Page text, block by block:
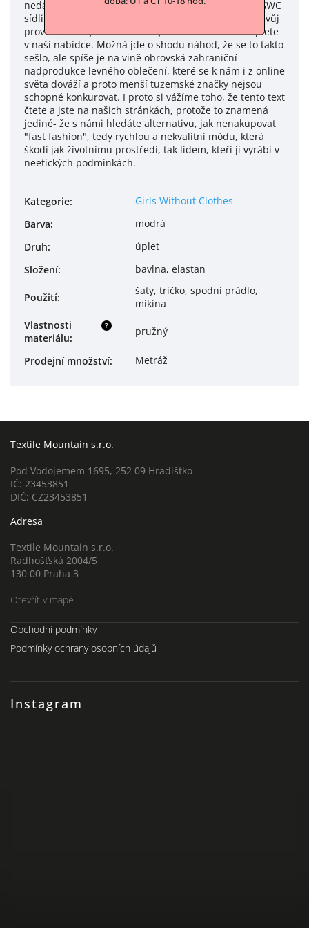
nedaleko pražské náplavky. V tomto prostoru před GWC
sídlila značka Virulent, která bohužel také ukončila svůj
provoz a i nevyužité materiály od Virulent stále najdete
v naší nabídce. Možná jde o shodu náhod, že se to takto
sešlo, ale spíše je na vině obrovská zahraniční
nadprodukce levného oblečení, které se k nám i z online
světa dováží a proto menší tuzemské značky nejsou
schopné konkurovat. I proto si vážíme toho, že tento text
čtete a jste na našich stránkách, protože to znamená
jediné- že s námi hledáte alternativu, jak nenakupovat
"fast fashion", tedy rychlou a nekvalitní módu, která
škodí jak životnímu prostředí, tak lidem, kteří ji vyrábí v
neetických podmínkách.
Kategorie:
Girls Without Clothes
Barva:
modrá
Druh:
úplet
Složení: bavlna, elastan
Použití:
šaty, tričko, spodní prádlo,
mikina
?
Vlastnosti
materiálu:
pružný
Prodejní množství: Metráž
Textile Mountain s.r.o.
Pod Vodojemem 1695, 252 09 Hradištko
IČ: 23453851
DIČ: CZ23453851
Adresa
Textile Mountain s.r.o.
Radhošťská 2004/5
130 00 Praha 3
Otevřít v mapě
Instagram
Obchodní podmínky
Podmínky ochrany osobních údajů